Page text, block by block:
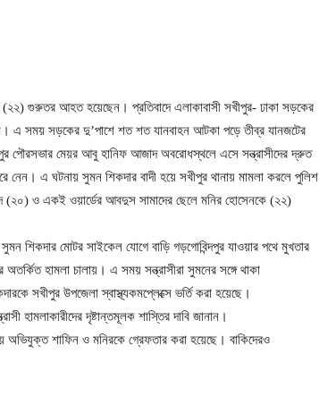
(২২) গুরুতর আহত হয়েছেন। প্রতিবাদে এলাকাবাসী সখীপুর- ঢাকা সড়কের
এ সময় সড়কের দু’পাশে শত শত যানবাহন আটকা পড়ে তীব্র যানজটের
পৌরসভার মেয়র আবু হানিফ আজাদ অবরোধস্থলে এসে সন্ত্রাসীদের দ্রুত
নেন। এ ঘটনায় সুমন শিকদার বাদী হয়ে সখীপুর থানায় মামলা করলে পুলিশ
(২০) ও একই ওয়ার্ডের আবদুস সামাদের ছেলে মনির হোসেনকে (২২)
শিকদার মোটর সাইকেল যোগে বাড়ি গড়গোবিন্দপুর যাওয়ার পথে মুখতার
হামলা চালায়। এ সময় সন্ত্রাসীরা সুমনের সঙ্গে থাকা
সখীপুর উপজেলা স্বাস্থ্যকমপ্লেক্সে ভর্তি করা হয়েছে।
হামলাকারীদের দৃষ্টান্তমূলক শাস্তির দাবি জানান।
শাফিন ও মনিরকে গ্রেফতার করা হয়েছে। বাকিদেরও